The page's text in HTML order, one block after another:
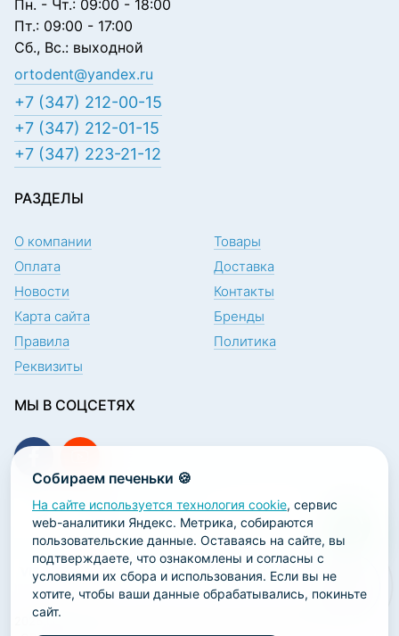
Собираем печеньки 🍪
На сайте используется технология cookie, сервис
web-аналитики Яндекс. Метрика, собираются
пользовательские данные. Оставаясь на сайте, вы
подтверждаете, что ознакомлены и согласны с
условиями их сбора и использования. Если вы не
хотите, чтобы ваши данные обрабатывались, покиньте
сайт.
Пн. - Чт.: 09:00 - 18:00
Пт.: 09:00 - 17:00
Сб., Вс.: выходной
ortodent@yandex.ru
+7 (347) 212-00-15
+7 (347) 212-01-15
+7 (347) 223-21-12
РАЗДЕЛЫ
О компании
Товары
Оплата
Доставка
Новости
Контакты
Карта сайта
Бренды
Правила
Политика
Реквизиты
МЫ В СОЦСЕТЯХ
ПОДПИСКА НА НОВОСТИ
2026 ООО «Научно-производственная лаборатория